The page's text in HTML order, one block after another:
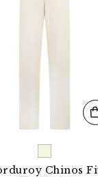
Chinos Fit